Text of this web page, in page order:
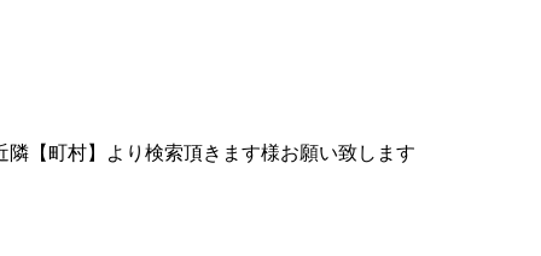
【町村】より検索頂きます様お願い致します